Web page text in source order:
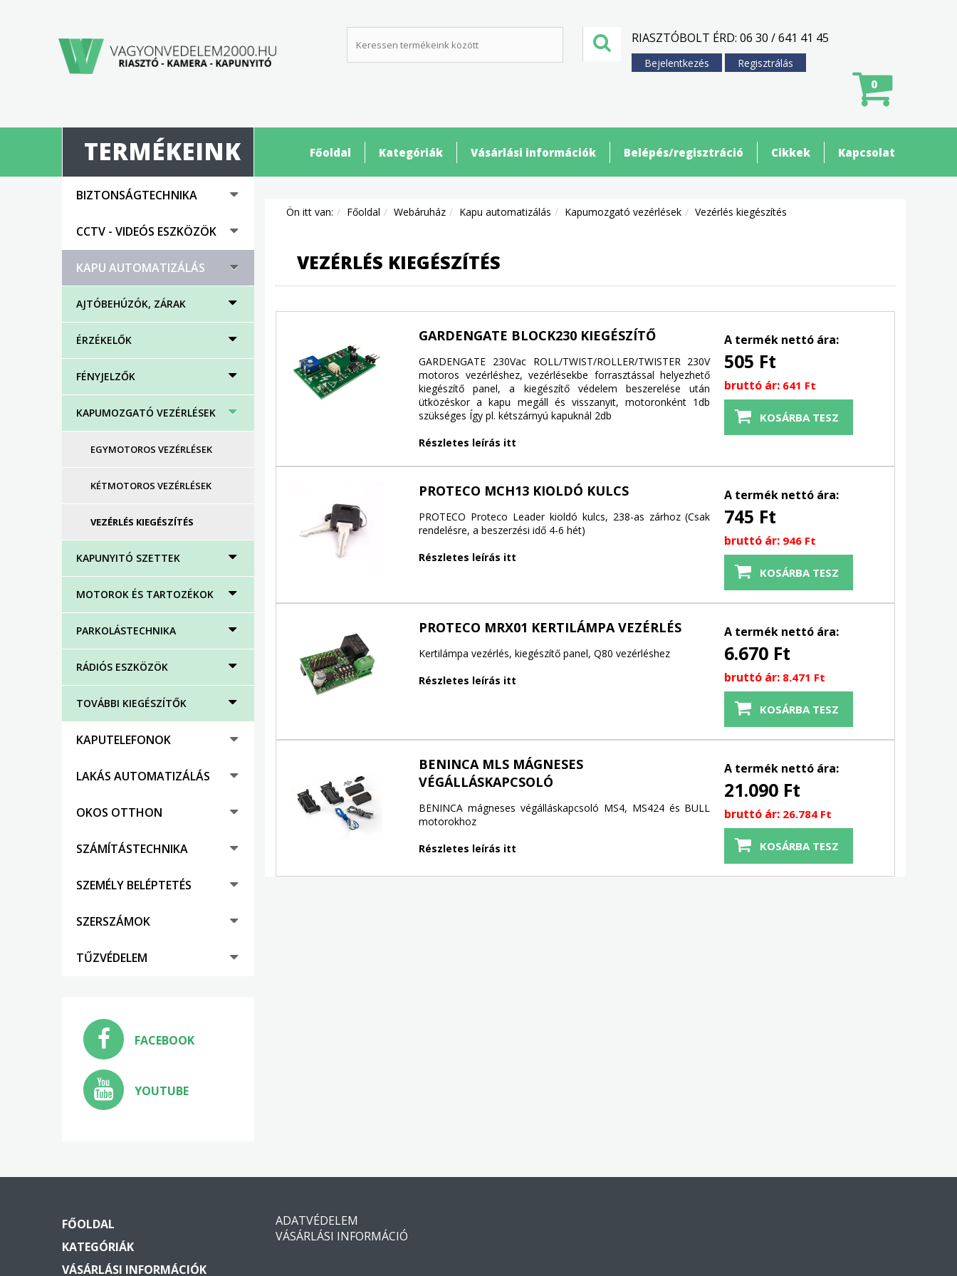
RIASZTÓBOLT ÉRD: 06 30 / 641 41 45
Bejelentkezés Regisztrálás
0
Főoldal Kategóriák Vásárlási információk Belépés/regisztráció Cikkek Kapcsolat
TERMÉKEINK
BIZTONSÁGTECHNIKA
CCTV - VIDEÓS ESZKÖZÖK
KAPU AUTOMATIZÁLÁS
AJTÓBEHÚZÓK, ZÁRAK
ÉRZÉKELŐK
FÉNYJELZŐK
KAPUMOZGATÓ VEZÉRLÉSEK
EGYMOTOROS VEZÉRLÉSEK
KÉTMOTOROS VEZÉRLÉSEK
VEZÉRLÉS KIEGÉSZÍTÉS
KAPUNYITÓ SZETTEK
MOTOROK ÉS TARTOZÉKOK
PARKOLÁSTECHNIKA
RÁDIÓS ESZKÖZÖK
TOVÁBBI KIEGÉSZÍTŐK
KAPUTELEFONOK
LAKÁS AUTOMATIZÁLÁS
OKOS OTTHON
SZÁMÍTÁSTECHNIKA
SZEMÉLY BELÉPTETÉS
SZERSZÁMOK
TŰZVÉDELEM
FACEBOOK
YOUTUBE
Ön itt van: Főoldal Webáruház Kapu automatizálás Kapumozgató vezérlések Vezérlés kiegészítés
VEZÉRLÉS KIEGÉSZÍTÉS
GARDENGATE BLOCK230 KIEGÉSZÍTŐ
GARDENGATE 230Vac ROLL/TWIST/ROLLER/TWISTER 230V
motoros vezérléshez, vezérlésekbe forrasztással helyezhető
kiegészítő panel, a kiegészítő védelem beszerelése után
ütközéskor a kapu megáll és visszanyit, motoronként 1db
szükséges Így pl. kétszárnyú kapuknál 2db
Részletes leírás itt
A termék nettó ára:
505 Ft
bruttó ár: 641 Ft
PROTECO MCH13 KIOLDÓ KULCS
PROTECO Proteco Leader kioldó kulcs, 238-as zárhoz (Csak
rendelésre, a beszerzési idő 4-6 hét)
Részletes leírás itt
A termék nettó ára:
745 Ft
bruttó ár: 946 Ft
PROTECO MRX01 KERTILÁMPA VEZÉRLÉS
Kertilámpa vezérlés, kiegészítő panel, Q80 vezérléshez
Részletes leírás itt
A termék nettó ára:
6.670 Ft
bruttó ár: 8.471 Ft
BENINCA MLS MÁGNESES
VÉGÁLLÁSKAPCSOLÓ
BENINCA mágneses végálláskapcsoló MS4, MS424 és BULL
motorokhoz
Részletes leírás itt
A termék nettó ára:
21.090 Ft
bruttó ár: 26.784 Ft
FŐOLDAL
KATEGÓRIÁK
VÁSÁRLÁSI INFORMÁCIÓK
ADATVÉDELEM
VÁSÁRLÁSI INFORMÁCIÓ